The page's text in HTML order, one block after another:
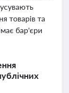
товарів та
бар'єри